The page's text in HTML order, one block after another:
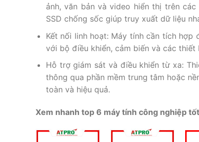
ảnh, văn bản và video hiển thị trên
SSD chống sốc giúp truy xuất dữ liệu
Kết nối linh hoạt: Máy tính cần tích hợp
với bộ điều khiển, cảm biến và các thiết
Hỗ trợ giám sát và điều khiển từ xa:
thông qua phần mềm trung tâm hoặc
toàn và hiệu quả.
Xem nhanh top 6 máy tính công nghiệp